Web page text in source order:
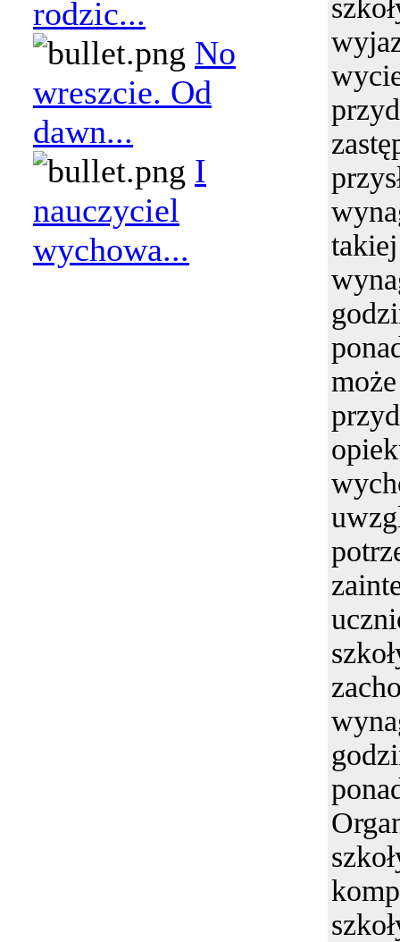
rodzic...
No
wreszcie. Od
dawn...
I
nauczyciel
wychowa...